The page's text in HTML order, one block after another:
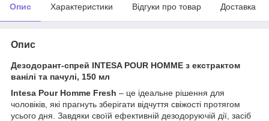
Опис Характеристики Відгуки про товар Доставка
Опис
Дезодорант-спрей INTESA POUR HOMME з екстрактом
ванілі та пачулі, 150 мл
Intesa Pour Homme Fresh – це ідеальне рішення для
чоловіків, які прагнуть зберігати відчуття свіжості протягом
усього дня. Завдяки своїй ефективній дезодоруючій дії, засіб